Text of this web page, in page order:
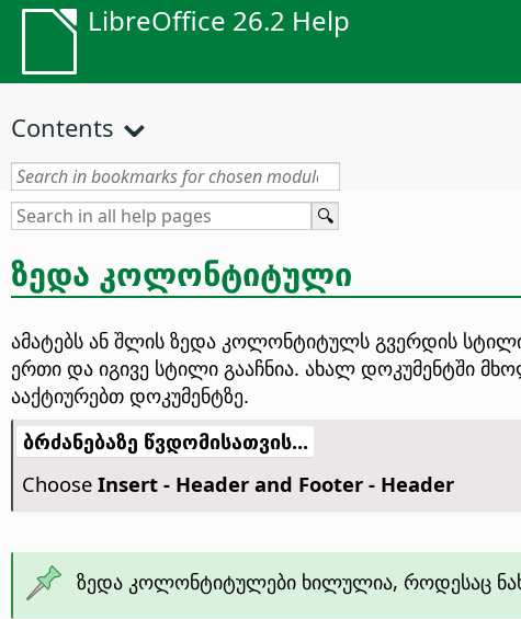
LibreOffice 26.2 Help
Contents
ზედა კოლონტიტული
ამატებს ან შლის ზედა კოლონტიტულს გვერდის
ერთი და იგივე სტილი გააჩნია. ახალ დოკუმენტში
ააქტიურებთ დოკუმენტზე.
ბრძანებაზე წვდომისათვის...
Choose Insert - Header and Footer - Header
ზედა კოლონტიტულები ხილულია, როდესაც